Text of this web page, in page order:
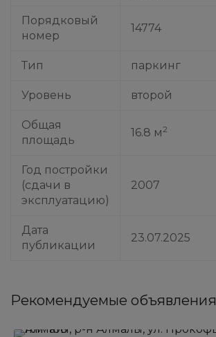
Порядковый
номер
14774
Тип паркинг
Уровень второй
Общая
площадь
16.8 м 2
Год постройки
(сдачи в
эксплуатацию)
2007
Дата
публикации
23.07.2025
Рекомендуемые объявления